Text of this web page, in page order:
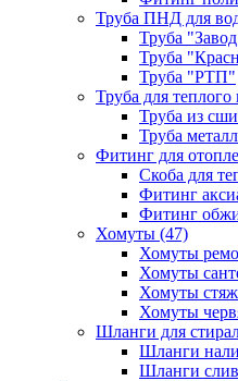
Труба ПНД для
Труба
Труба
Труба "РТП"
Труба для
Труба из
Труба
Фитинг для
Скоба для
Фитинг
Фитинг
Хомуты (47)
Хомуты
Хомуты
Хомуты
Хомуты
Шланги для
Шланги
Шланги